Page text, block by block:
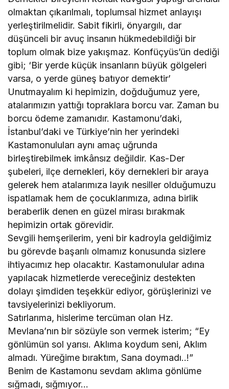
olmaktan çıkarılmalı, toplumsal hizmet anlayışı
yerleştirilmelidir. Sabit fikirli, önyargılı, dar
düşünceli bir avuç insanın hükmedebildiği bir
toplum olmak bize yakışmaz. Konfüçyüs’ün dediği
gibi; ‘Bir yerde küçük insanların büyük gölgeleri
varsa, o yerde güneş batıyor demektir’
Unutmayalım ki hepimizin, doğduğumuz yere,
atalarımızın yattığı topraklara borcu var. Zaman bu
borcu ödeme zamanıdır. Kastamonu’daki,
İstanbul’daki ve Türkiye’nin her yerindeki
Kastamonuluları aynı amaç uğrunda
birleştirebilmek imkânsız değildir. Kas-Der
şubeleri, ilçe dernekleri, köy dernekleri bir araya
gelerek hem atalarımıza layık nesiller olduğumuzu
ispatlamak hem de çocuklarımıza, adına birlik
beraberlik denen en güzel mirası bırakmak
hepimizin ortak görevidir.
Sevgili hemşerilerim, yeni bir kadroyla geldiğimiz
bu görevde başarılı olmamız konusunda sizlere
ihtiyacımız hep olacaktır. Kastamonulular adına
yapılacak hizmetlerde vereceğiniz destekten
dolayı şimdiden teşekkür ediyor, görüşlerinizi ve
tavsiyelerinizi bekliyorum.
Satırlarıma, hislerime tercüman olan Hz.
Mevlana’nın bir sözüyle son vermek isterim; “Ey
gönlümün sol yarısı. Aklıma koydum seni, Aklım
almadı. Yüreğime bıraktım, Sana doymadı..!”
Benim de Kastamonu sevdam aklıma gönlüme
sığmadı, sığmıyor…